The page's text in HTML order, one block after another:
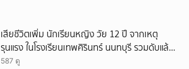
เสียชีวิตเพิ่ม นักเรียนหญิง วัย 12 ปี จากเหตุ
รุนแรง ในโรงเรียนเทพศิรินทร์ นนทบุรี รวมดับแล้ว
9 ราย
587 ดู